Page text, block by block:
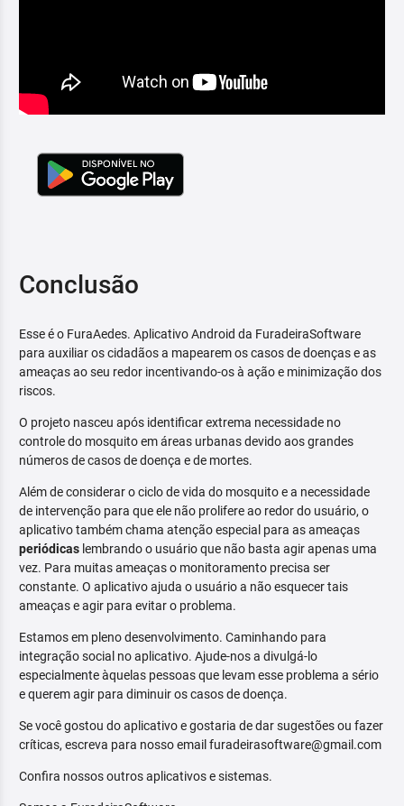
Conclusão
Esse é o FuraAedes. Aplicativo Android da FuradeiraSoftware
para auxiliar os cidadãos a mapearem os casos de doenças e as
ameaças ao seu redor incentivando-os à ação e minimização dos
riscos.
O projeto nasceu após identificar extrema necessidade no
controle do mosquito em áreas urbanas devido aos grandes
números de casos de doença e de mortes.
Além de considerar o ciclo de vida do mosquito e a necessidade
de intervenção para que ele não prolifere ao redor do usuário, o
aplicativo também chama atenção especial para as ameaças
periódicas lembrando o usuário que não basta agir apenas uma
vez. Para muitas ameaças o monitoramento precisa ser
constante. O aplicativo ajuda o usuário a não esquecer tais
ameaças e agir para evitar o problema.
Estamos em pleno desenvolvimento. Caminhando para
integração social no aplicativo. Ajude-nos a divulgá-lo
especialmente àquelas pessoas que levam esse problema a sério
e querem agir para diminuir os casos de doença.
Se você gostou do aplicativo e gostaria de dar sugestões ou fazer
críticas, escreva para nosso email furadeirasoftware@gmail.com
Confira nossos outros aplicativos e sistemas.